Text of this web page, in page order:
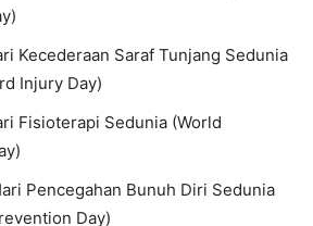
Kecederaan Saraf Tunjang Sedunia
Injury Day)
Fisioterapi Sedunia (World
Pencegahan Bunuh Diri Sedunia
Day)